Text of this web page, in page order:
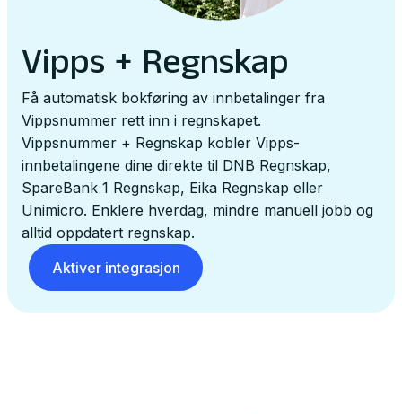
Vipps + Regnskap
Få automatisk bokføring av innbetalinger fra
Vippsnummer rett inn i regnskapet.
Vippsnummer + Regnskap kobler Vipps-
innbetalingene dine direkte til DNB Regnskap,
SpareBank 1 Regnskap, Eika Regnskap eller
Unimicro. Enklere hverdag, mindre manuell jobb og
alltid oppdatert regnskap.
Aktiver integrasjon